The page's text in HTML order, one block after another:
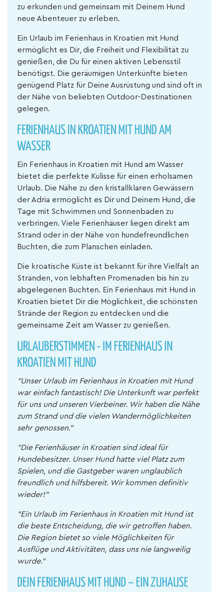
zu erkunden und gemeinsam mit Deinem Hund
neue Abenteuer zu erleben.
Ein Urlaub im Ferienhaus in Kroatien mit Hund
ermöglicht es Dir, die Freiheit und Flexibilität zu
genießen, die Du für einen aktiven Lebensstil
benötigst. Die geräumigen Unterkünfte bieten
genügend Platz für Deine Ausrüstung und sind oft in
der Nähe von beliebten Outdoor-Destinationen
gelegen.
FERIENHAUS IN KROATIEN MIT HUND AM
WASSER
Ein Ferienhaus in Kroatien mit Hund am Wasser
bietet die perfekte Kulisse für einen erholsamen
Urlaub. Die Nähe zu den kristallklaren Gewässern
der Adria ermöglicht es Dir und Deinem Hund, die
Tage mit Schwimmen und Sonnenbaden zu
verbringen. Viele Ferienhäuser liegen direkt am
Strand oder in der Nähe von hundefreundlichen
Buchten, die zum Planschen einladen.
Die kroatische Küste ist bekannt für ihre Vielfalt an
Stränden, von lebhaften Promenaden bis hin zu
abgelegenen Buchten. Ein Ferienhaus mit Hund in
Kroatien bietet Dir die Möglichkeit, die schönsten
Strände der Region zu entdecken und die
gemeinsame Zeit am Wasser zu genießen.
URLAUBERSTIMMEN - IM FERIENHAUS IN
KROATIEN MIT HUND
"Unser Urlaub im Ferienhaus in Kroatien mit Hund
war einfach fantastisch! Die Unterkunft war perfekt
für uns und unseren Vierbeiner. Wir haben die Nähe
zum Strand und die vielen Wandermöglichkeiten
sehr genossen."
"Die Ferienhäuser in Kroatien sind ideal für
Hundebesitzer. Unser Hund hatte viel Platz zum
Spielen, und die Gastgeber waren unglaublich
freundlich und hilfsbereit. Wir kommen definitiv
wieder!"
"Ein Urlaub im Ferienhaus in Kroatien mit Hund ist
die beste Entscheidung, die wir getroffen haben.
Die Region bietet so viele Möglichkeiten für
Ausflüge und Aktivitäten, dass uns nie langweilig
wurde."
DEIN FERIENHAUS MIT HUND – EIN ZUHAUSE